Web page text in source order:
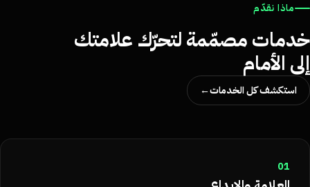
ماذا نقدّم
مصمّمة لتحرّك علامتك
الأمام
استكشف كل الخدمات→
01